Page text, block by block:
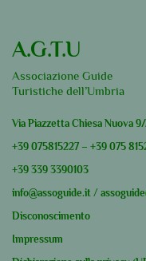
A.G.T.U
Associazione Guide
Turistiche dell’Umbria
Via Piazzetta Chiesa Nuova
+39 075815227 – +39 075
+39 339 3390103
info@assoguide.it /
Disconoscimento
Impressum